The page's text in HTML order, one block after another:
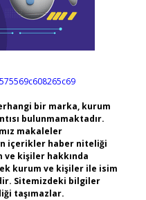
bir marka, kurum
bulunmamaktadır.
makaleler
içerikler haber niteliği
ve kişiler hakkında
kurum ve kişiler ile isim
Sitemizdeki bilgiler
taşımazlar.